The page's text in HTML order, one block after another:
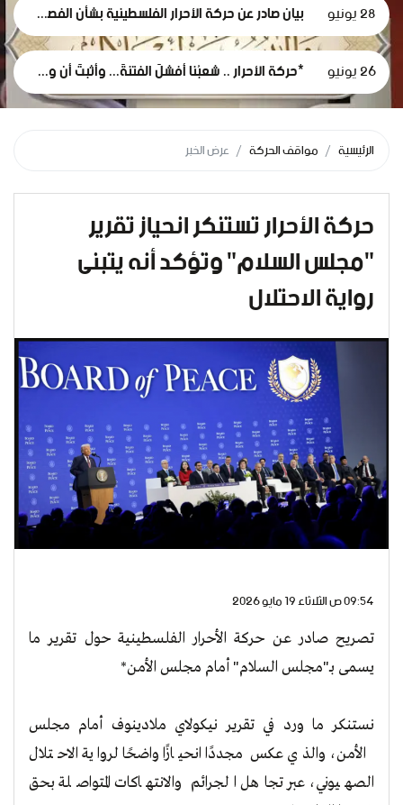
28 يونيو بيان صادر عن حركة الأحرار الفلسطينية بشأن الفصل التعسفي لموظفي وكالة الغوث، وإعلان التضامن مع اعتصامهم المشروع
26 يونيو *حركة الأحرار .. شعبُنا أفشلَ الفتنةَ... وأثبتَ أن وعيَه أقوى من مؤامرات الاحتلال*
الرئيسية مواقف الحركة عرض الخبر
حركة الأحرار تستنكر انحياز تقرير
"مجلس السلام" وتؤكد أنه يتبنى
رواية الاحتلال
09:54 ص الثلاثاء 19 مايو 2026
تصريح صادر عن حركة الأحرار الفلسطينية حول تقرير ما
يسمى بـ"مجلس السلام" أمام مجلس الأمن*
نستنكر ما ورد في تقرير نيكولاي ملادينوف أمام مجلس
الأمن، والذي عكس مجددًا انحيازًا واضحًا لرواية الاحتلال
الصهيوني، عبر تجاهل الجرائم والانتهاكات المتواصلة بحق